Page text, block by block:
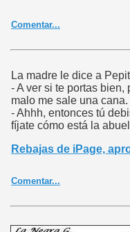
Comentar...
La madre le dice a
- A ver si te portas
malo me sale una cana.
- Ahhh, entonces tú
fíjate cómo está la
Rebajas de iPage,
Comentar...